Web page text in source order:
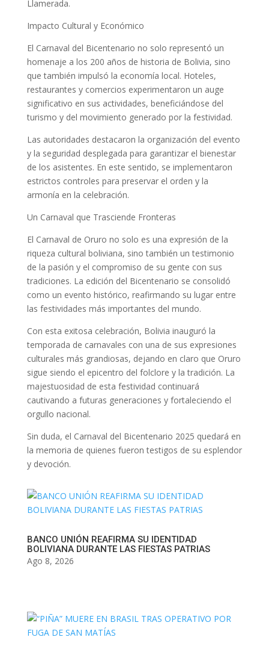
Llamerada.
Impacto Cultural y Económico
El Carnaval del Bicentenario no solo representó un
homenaje a los 200 años de historia de Bolivia, sino
que también impulsó la economía local. Hoteles,
restaurantes y comercios experimentaron un auge
significativo en sus actividades, beneficiándose del
turismo y del movimiento generado por la festividad.
Las autoridades destacaron la organización del evento
y la seguridad desplegada para garantizar el bienestar
de los asistentes. En este sentido, se implementaron
estrictos controles para preservar el orden y la
armonía en la celebración.
Un Carnaval que Trasciende Fronteras
El Carnaval de Oruro no solo es una expresión de la
riqueza cultural boliviana, sino también un testimonio
de la pasión y el compromiso de su gente con sus
tradiciones. La edición del Bicentenario se consolidó
como un evento histórico, reafirmando su lugar entre
las festividades más importantes del mundo.
Con esta exitosa celebración, Bolivia inauguró la
temporada de carnavales con una de sus expresiones
culturales más grandiosas, dejando en claro que Oruro
sigue siendo el epicentro del folclore y la tradición. La
majestuosidad de esta festividad continuará
cautivando a futuras generaciones y fortaleciendo el
orgullo nacional.
Sin duda, el Carnaval del Bicentenario 2025 quedará en
la memoria de quienes fueron testigos de su esplendor
y devoción.
BANCO UNIÓN REAFIRMA SU IDENTIDAD
BOLIVIANA DURANTE LAS FIESTAS PATRIAS
Ago 8, 2026